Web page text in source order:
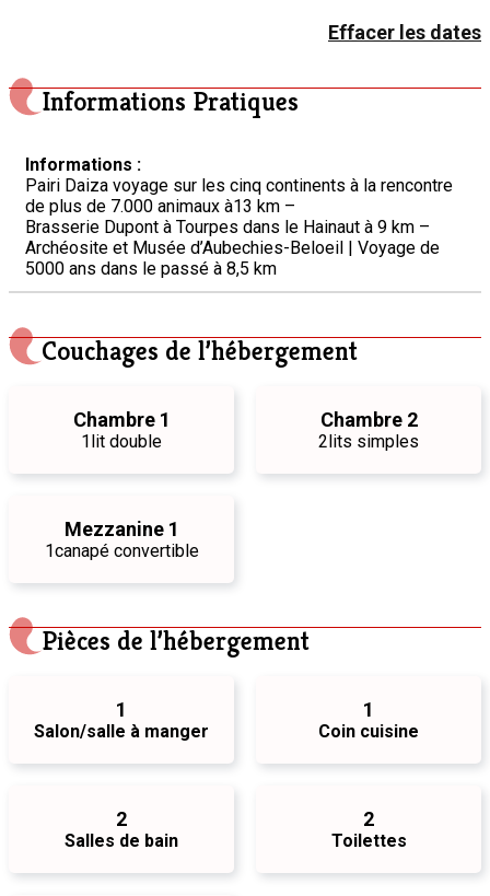
Effacer les dates
Informations Pratiques
Informations :
Pairi Daiza voyage sur les cinq continents à la rencontre
de plus de 7.000 animaux à13 km –
Brasserie Dupont à Tourpes dans le Hainaut à 9 km –
Archéosite et Musée d’Aubechies-Beloeil | Voyage de
5000 ans dans le passé à 8,5 km
Couchages de l’hébergement
Chambre 1
1lit double
Chambre 2
2lits simples
Mezzanine 1
1canapé convertible
Pièces de l’hébergement
1
Salon/salle à manger
1
Coin cuisine
2
Salles de bain
2
Toilettes